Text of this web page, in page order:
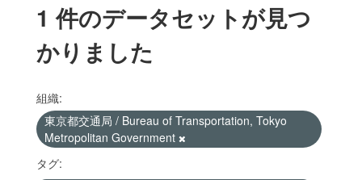
1 件のデータセットが見つ
かりました
組織:
東京都交通局 / Bureau of Transportation, Tokyo
Metropolitan Government
タグ: